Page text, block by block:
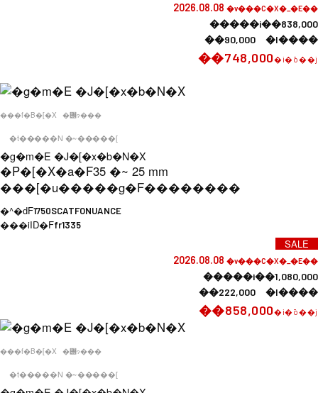
2026.08.08 �v���C�X�_�E��
�����i��838,000
��90,000 �l����
��748,000�i�ō��j
���f�B�[�X �݌ɂ���
�t�����N �~�����[
�g�m�E �J�[�x�b�N�X
�P�[�X�a�F35 �~ 25 mm
���[�u�����g�F��������
�^�ԁF1750SCATFONUANCE
���iID�Ffr1335
SALE
2026.08.08 �v���C�X�_�E��
�����i��1,080,000
��222,000 �l����
��858,000�i�ō��j
���f�B�[�X �݌ɂ���
�t�����N �~�����[